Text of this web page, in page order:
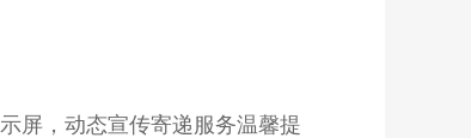
屏，动态宣传寄递服务温馨提